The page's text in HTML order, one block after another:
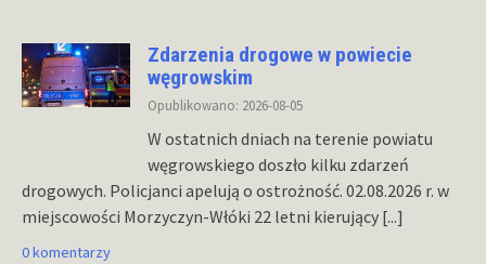
Zdarzenia drogowe w powiecie
węgrowskim
Opublikowano: 2026-08-05
W ostatnich dniach na terenie powiatu
węgrowskiego doszło kilku zdarzeń
drogowych. Policjanci apelują o ostrożność. 02.08.2026 r. w
miejscowości Morzyczyn-Włóki 22 letni kierujący [...]
0 komentarzy